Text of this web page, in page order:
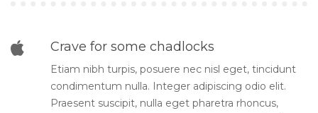
Crave for some chadlocks
Etiam nibh turpis, posuere nec nisl eget, tincidunt
condimentum nulla. Integer adipiscing odio elit.
Praesent suscipit, nulla eget pharetra rhoncus,